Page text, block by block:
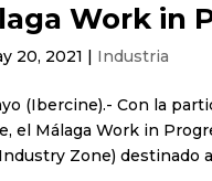
Work in
20, 2021 | Industria
(Ibercine).- Con la
el Málaga Work in
Zone) destinado